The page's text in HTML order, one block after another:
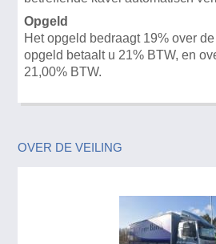
Opgeld
Het opgeld bedraagt 19% over
opgeld betaalt u 21% BTW, en
21,00% BTW.
OVER DE VEILING